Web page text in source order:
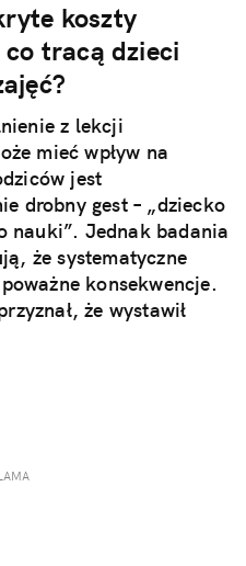
koszty
tracą dzieci
z lekcji
mieć wpływ na
jest
drobny gest – „dziecko
nauki”. Jednak badania
że systematyczne
konsekwencje.
że wystawił
decyzja w
najmłodszym szansę
odporności, a
życiu.